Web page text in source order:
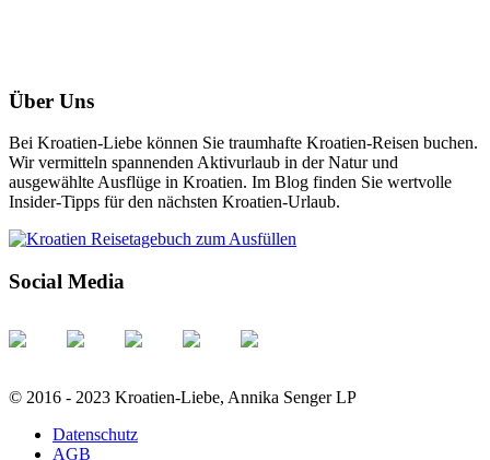
Über Uns
Bei Kroatien-Liebe können Sie traumhafte Kroatien-Reisen buchen.
Wir vermitteln spannenden Aktivurlaub in der Natur und
ausgewählte Ausflüge in Kroatien. Im Blog finden Sie wertvolle
Insider-Tipps für den nächsten Kroatien-Urlaub.
Social Media
© 2016 - 2023 Kroatien-Liebe, Annika Senger LP
Datenschutz
AGB